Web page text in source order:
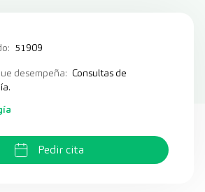
51909
desempeña: Consultas de
Pedir cita